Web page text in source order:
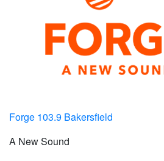
Forge 103.9 Bakersfield
A New Sound